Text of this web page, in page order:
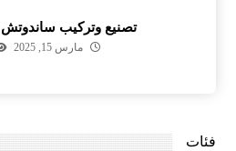
تصنيع وتركيب
مارس 15, 2025
فئات